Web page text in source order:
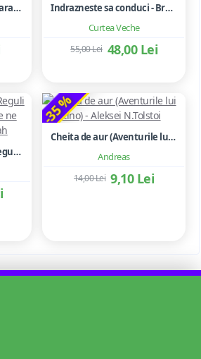
296 - Preparate culinare arabe
Curtea Veche
Indrazneste sa conduci - Brene Brown
48,00 Lei
55,00 Lei
ABCul micului pieton. Reguli de circulatie rutiera. Unde ne jucam. Jocuri cu zaruri. Sah
-35 %
Andreas
Cheita de aur (Aventurile lui Buratino) - Aleksei N.Tolstoi
9,10 Lei
14,00 Lei